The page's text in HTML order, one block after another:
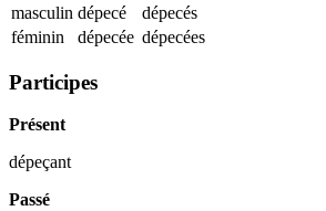
masculin dépecé
dépecés
féminin
dépecée dépecées
Participes
Présent
dépeçant
Passé